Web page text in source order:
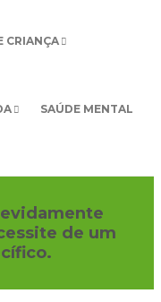
CRIANÇA
SAÚDE MENTAL
de um